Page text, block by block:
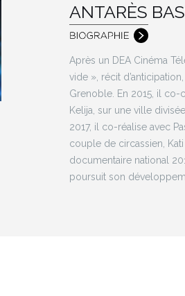
ANTARÈS
Après un DEA Cinéma
vide », récit
Grenoble. En 2015, il co-
Kelija, sur une ville
2017, il co-réalise avec
couple de circassien, Kati
documentaire national
poursuit son